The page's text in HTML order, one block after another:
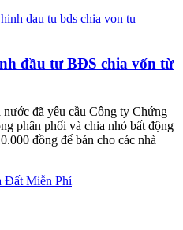
đầu tư BĐS chia vốn từ
đã yêu cầu Công ty Chứng
phân phối và chia nhỏ bất động
đồng để bán cho các nhà